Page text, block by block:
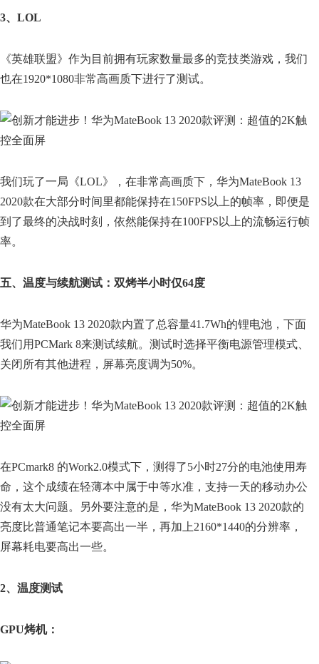
3、LOL
《英雄联盟》作为目前拥有玩家数量最多的竞技类游戏，我们
也在1920*1080非常高画质下进行了测试。
我们玩了一局《LOL》，在非常高画质下，华为MateBook 13
2020款在大部分时间里都能保持在150FPS以上的帧率，即便是
到了最终的决战时刻，依然能保持在100FPS以上的流畅运行帧
率。
五、温度与续航测试：双烤半小时仅64度
华为MateBook 13 2020款内置了总容量41.7Wh的锂电池，下面
我们用PCMark 8来测试续航。测试时选择平衡电源管理模式、
关闭所有其他进程，屏幕亮度调为50%。
在PCmark8 的Work2.0模式下，测得了5小时27分的电池使用寿
命，这个成绩在轻薄本中属于中等水准，支持一天的移动办公
没有太大问题。另外要注意的是，华为MateBook 13 2020款的
亮度比普通笔记本要高出一半，再加上2160*1440的分辨率，
屏幕耗电要高出一些。
2、温度测试
GPU烤机：